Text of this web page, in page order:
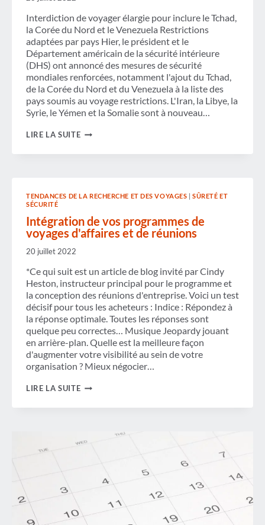
Interdiction de voyager élargie pour inclure le Tchad,
la Corée du Nord et le Venezuela Restrictions
adaptées par pays Hier, le président et le
Département américain de la sécurité intérieure
(DHS) ont annoncé des mesures de sécurité
mondiales renforcées, notamment l'ajout du Tchad,
de la Corée du Nord et du Venezuela à la liste des
pays soumis au voyage restrictions. L'Iran, la Libye, la
Syrie, le Yémen et la Somalie sont à nouveau…
LIRE LA SUITEINTERDICTION
TCHAD,
CORÉE
DU
NORD
TENDANCES DE LA RECHERCHE ET DES VOYAGES |SÛRETÉ ET
SÉCURITÉ
Intégration de vos programmes de
voyages d'affaires et de réunions
20 juillet 2022
*Ce qui suit est un article de blog invité par Cindy
Heston, instructeur principal pour le programme et
la conception des réunions d'entreprise. Voici un test
décisif pour tous les acheteurs : Indice : Répondez à
la réponse optimale. Toutes les réponses sont
quelque peu correctes… Musique Jeopardy jouant
en arrière-plan. Quelle est la meilleure façon
d'augmenter votre visibilité au sein de votre
organisation ? Mieux négocier…
LIRE LA SUITEINTÉGRATION
VOYAGES
D'AFFAIRES